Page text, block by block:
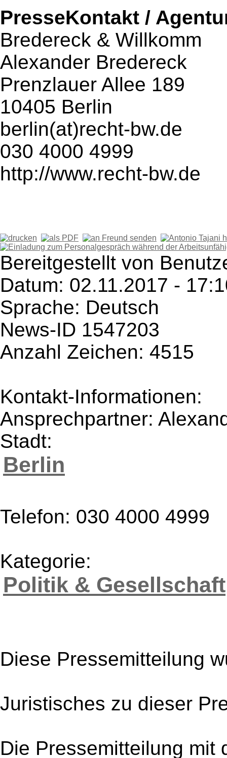
PresseKontakt /
Bredereck & Willkomm
Alexander Bredereck
Prenzlauer Allee 189
10405 Berlin
berlin(at)recht-bw.de
030 4000 4999
http://www.recht-bw.de
Bereitgestellt von
Datum: 02.11.2017 -
Sprache: Deutsch
News-ID 1547203
Anzahl Zeichen: 4515
Kontakt-Informationen:
Ansprechpartner:
Stadt:
Berlin
Telefon: 030 4000 4999
Kategorie:
Politik & Gesellschaft
Diese Pressemitteilung
Juristisches zu dieser
Die Pressemitteilung mit